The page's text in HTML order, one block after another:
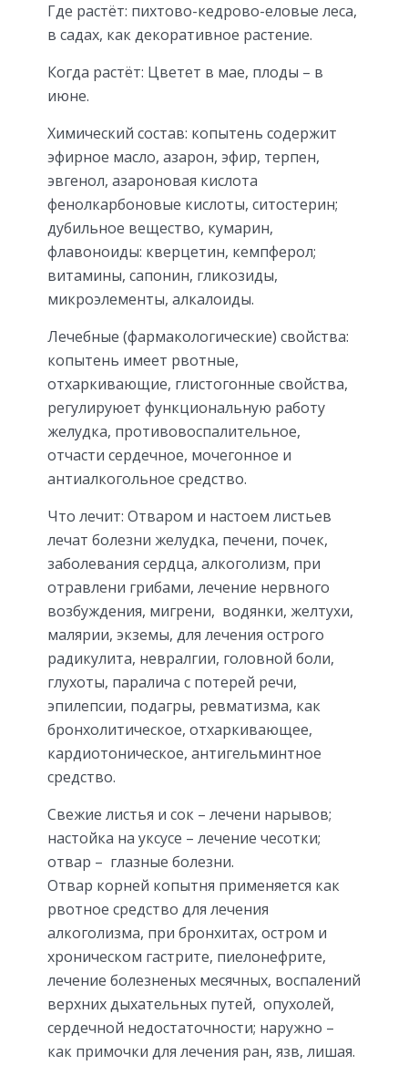
Где растёт: пихтово-кедрово-еловые леса,
в садах, как декоративное растение.
Когда растёт: Цветет в мае, плоды – в
июне.
Химический состав: копытень содержит
эфирное масло, азарон, эфир, терпен,
эвгенол, азароновая кислота
фенолкарбоновые кислоты, ситостерин;
дубильное вещество, кумарин,
флавоноиды: кверцетин, кемпферол;
витамины, сапонин, гликозиды,
микроэлементы, алкалоиды.
Лечебные (фармакологические) свойства:
копытень имеет рвотные,
отхаркивающие, глистогонные свойства,
регулируюет функциональную работу
желудка, противовоспалительное,
отчасти сердечное, мочегонное и
антиалкогольное средство.
Что лечит: Отваром и настоем листьев
лечат болезни желудка, печени, почек,
заболевания сердца, алкоголизм, при
отравлени грибами, лечение нервного
возбуждения, мигрени, водянки, желтухи,
малярии, экземы, для лечения острого
радикулита, невралгии, головной боли,
глухоты, паралича с потерей речи,
эпилепсии, подагры, ревматизма, как
бронхолитическое, отхаркивающее,
кардиотоническое, антигельминтное
средство.
Свежие листья и сок – лечени нарывов;
настойка на уксусе – лечение чесотки;
отвар – глазные болезни.
Отвар корней копытня применяется как
рвотное средство для лечения
алкоголизма, при бронхитах, остром и
хроническом гастрите, пиелонефрите,
лечение болезненых месячных, воспалений
верхних дыхательных путей, опухолей,
сердечной недостаточности; наружно –
как примочки для лечения ран, язв, лишая.